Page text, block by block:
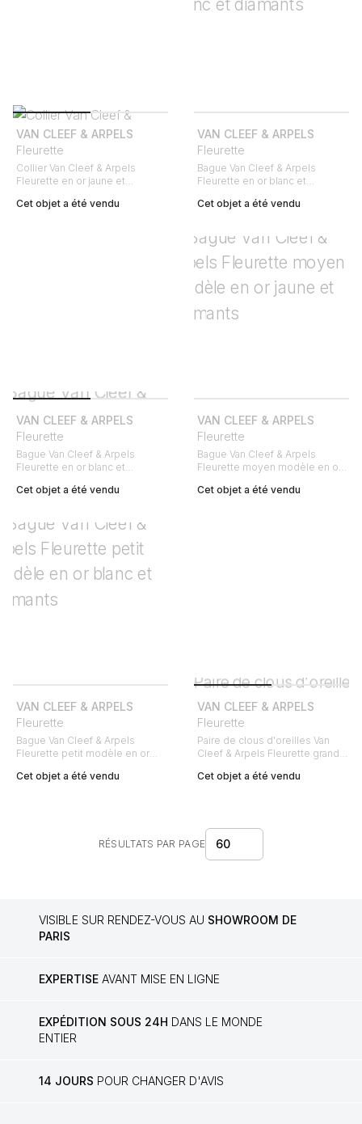
VAN CLEEF & ARPELS
Fleurette
Collier Van Cleef & Arpels
Fleurette en or jaune et
Cet objet a été vendu
VAN CLEEF & ARPELS
Fleurette
Bague Van Cleef & Arpels
Fleurette en or blanc et
Cet objet a été vendu
VAN CLEEF & ARPELS
Fleurette
Bague Van Cleef & Arpels
Fleurette en or blanc et
Cet objet a été vendu
VAN CLEEF & ARPELS
Fleurette
Bague Van Cleef & Arpels
Fleurette moyen modèle en or
Cet objet a été vendu
VAN CLEEF & ARPELS
Fleurette
Bague Van Cleef & Arpels
Fleurette petit modèle en or
Cet objet a été vendu
VAN CLEEF & ARPELS
Fleurette
Paire de clous d'oreilles Van
Cleef & Arpels Fleurette grands
diamants
Cet objet a été vendu
RÉSULTATS PAR PAGE 60
VISIBLE SUR RENDEZ-VOUS AU SHOWROOM DE
PARIS
EXPERTISE AVANT MISE EN LIGNE
EXPÉDITION SOUS 24H DANS LE MONDE
ENTIER
14 JOURS POUR CHANGER D'AVIS